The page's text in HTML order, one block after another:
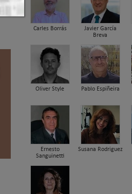
Carles Borrás
Javier García
Breva
Oliver Style Pablo Espiñeira
Ernesto
Sanguinetti
Susana Rodriguez